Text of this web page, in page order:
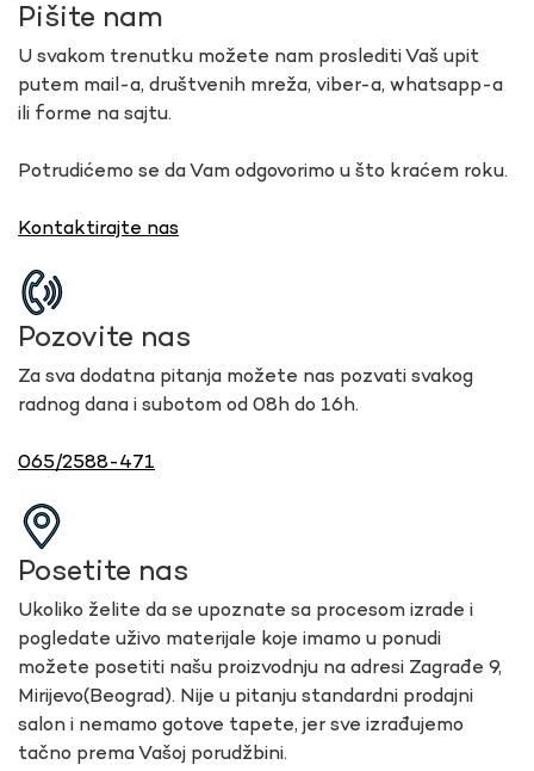
Pišite nam
U svakom trenutku možete nam proslediti Vaš upit
putem mail-a, društvenih mreža, viber-a, whatsapp-a
ili forme na sajtu.
Potrudićemo se da Vam odgovorimo u što kraćem roku.
Kontaktirajte nas
Pozovite nas
Za sva dodatna pitanja možete nas pozvati svakog
radnog dana i subotom od 08h do 16h.
065/2588-471
Posetite nas
Ukoliko želite da se upoznate sa procesom izrade i
pogledate uživo materijale koje imamo u ponudi
možete posetiti našu proizvodnju na adresi Zagrađe 9,
Mirijevo(Beograd). Nije u pitanju standardni prodajni
salon i nemamo gotove tapete, jer sve izrađujemo
tačno prema Vašoj porudžbini.